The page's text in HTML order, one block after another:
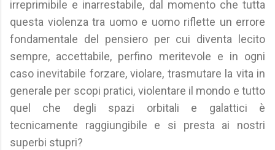
irreprimibile e inarrestabile, dal momento che tutta
questa violenza tra uomo e uomo riflette un errore
fondamentale del pensiero per cui diventa lecito
sempre, accettabile, perfino meritevole e in ogni
caso inevitabile forzare, violare, trasmutare la vita in
generale per scopi pratici, violentare il mondo e tutto
quel che degli spazi orbitali e galattici è
tecnicamente raggiungibile e si presta ai nostri
superbi stupri?